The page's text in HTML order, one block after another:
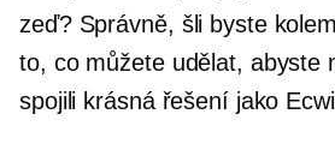
zeď? Správně, šli byste
to, co můžete udělat, abyste
spojili krásná řešení jako